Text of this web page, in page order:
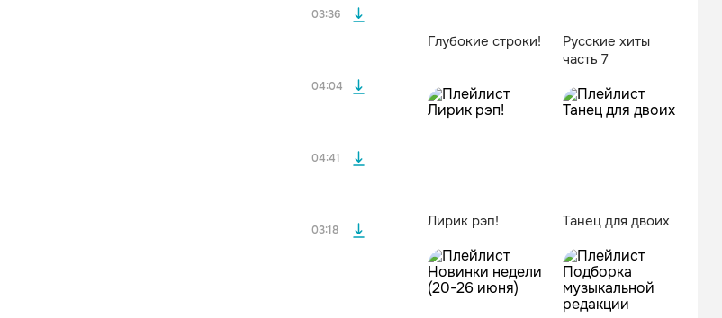
03:36
04:04
04:41
03:18
Глубокие строки!
Русские хиты
часть 7
Лирик рэп! Танец для двоих